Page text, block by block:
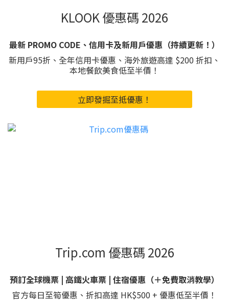
KLOOK 優惠碼 2026
最新 PROMO CODE、信用卡及新用戶優惠（持續更新！）
新用戶95折、全年信用卡優惠、海外旅遊高達 $200 折扣、
本地餐飲美食低至半價！
立即發掘至抵優惠！
Trip.com 優惠碼 2026
預訂全球機票 | 高鐵火車票 | 住宿優惠（＋免費取消教學）
官方每日至筍優惠、折扣高達 HK$500 + 優惠低至半價！